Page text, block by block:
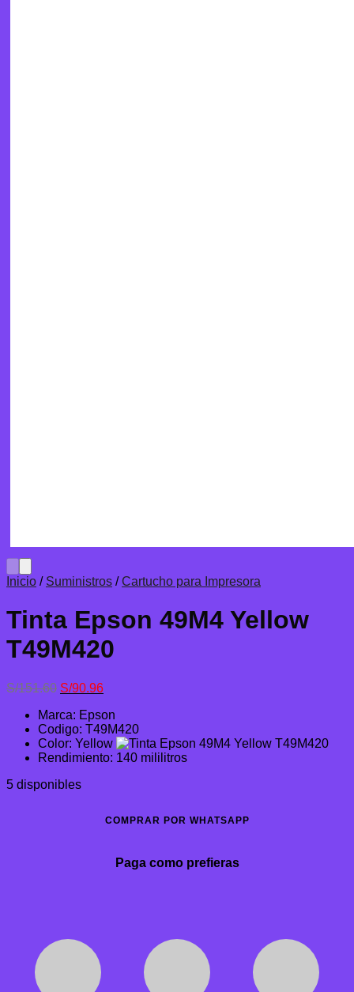
Inicio / Suministros / Cartucho para Impresora
Tinta Epson 49M4 Yellow
T49M420
S/151.60 El
original
era:
S/151.60.
S/90.96El
actual
es:
S/90.96.
Marca: Epson
Codigo: T49M420
Color: Yellow
Rendimiento: 140 mililitros
5 disponibles
COMPRAR POR WHATSAPP
Paga como prefieras